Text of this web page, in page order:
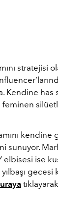
stratejisi
Kendine has
kendine
elbisesi ise